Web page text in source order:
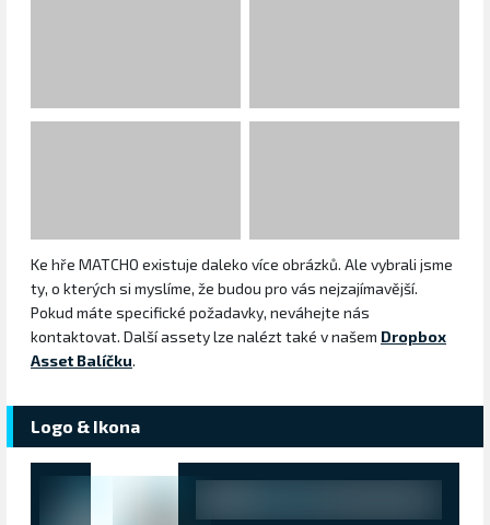
Ke hře MATCHO existuje daleko více obrázků. Ale vybrali jsme
ty, o kterých si myslíme, že budou pro vás nejzajímavější.
Pokud máte specifické požadavky, neváhejte nás
kontaktovat. Další assety lze nalézt také v našem Dropbox
Asset Balíčku.
Logo & Ikona